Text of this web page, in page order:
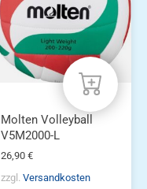
Molten Volleyball
V5M2000-L
26,90 €
zzgl. Versandkosten